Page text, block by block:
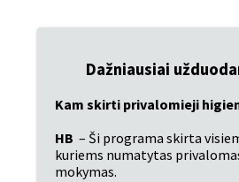
Dažniausiai
Kam skirti privalomieji
HB – Ši programa skirta
kuriems numatytas
mokymas.